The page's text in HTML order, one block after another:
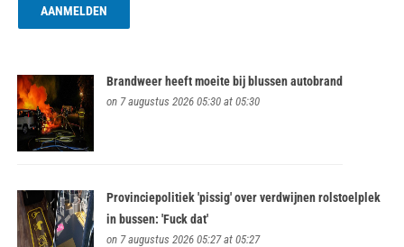
Brandweer heeft moeite bij blussen autobrand
on 7 augustus 2026 05:30 at 05:30
Provinciepolitiek 'pissig' over verdwijnen rolstoelplek
in bussen: 'Fuck dat'
on 7 augustus 2026 05:27 at 05:27